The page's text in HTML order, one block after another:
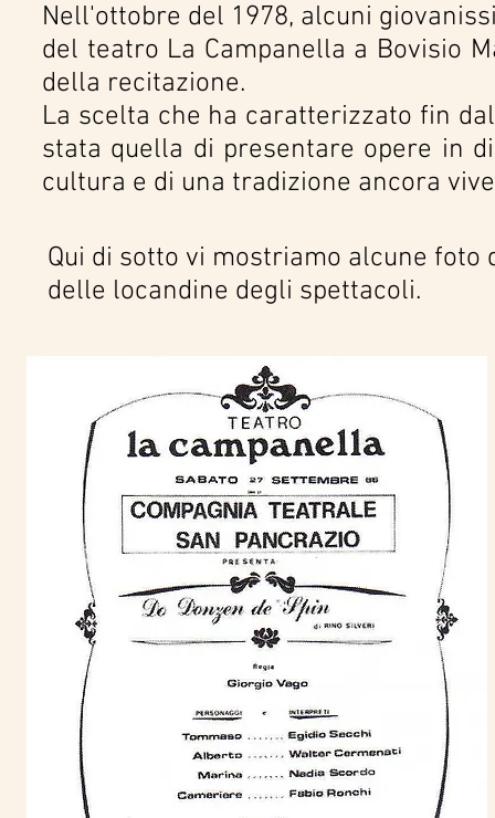
Nell'ottobre del 1978, alcuni
del teatro La Campanella a Bovisio
della recitazione.
La scelta che ha caratterizzato fin
stata quella di presentare opere in
cultura e di una tradizione ancora
Qui di sotto vi mostriamo alcune
delle locandine degli spettacoli.